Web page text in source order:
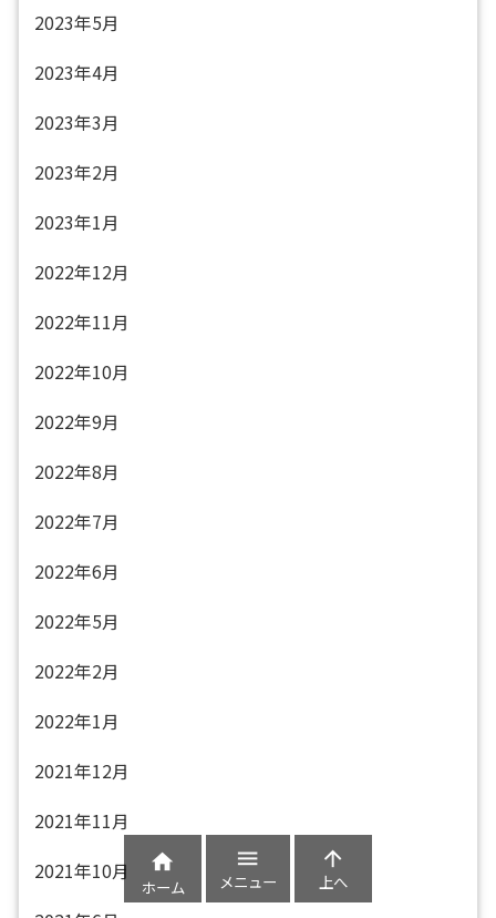
2023年5月
2023年4月
2023年3月
2023年2月
2023年1月
2022年12月
2022年11月
2022年10月
2022年9月
2022年8月
2022年7月
2022年6月
2022年5月
2022年2月
2022年1月
2021年12月
2021年11月
2021年10月

ホーム

メニュー

上へ